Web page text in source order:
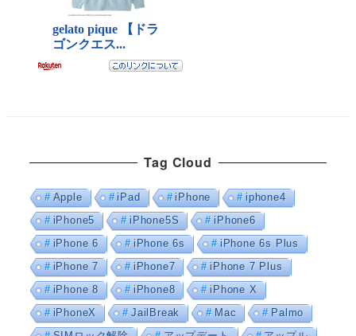
Tag Cloud
Apple iPad iPhone
iphone4
iPhone5
iPhone5S
iPhone6
iPhone 6
iPhone 6s
iPhone 6s Plus
iPhone 7
iPhone7
iPhone 7 Plus
iPhone 8
iPhone8
iPhone X
iPhoneX
JailBreak Mac
Palmo